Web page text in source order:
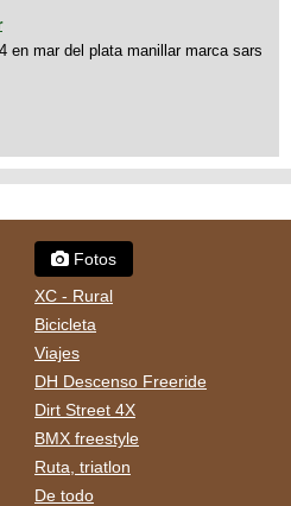
en mar del plata manillar marca sars
Fotos
XC - Rural
Bicicleta
Viajes
DH Descenso Freeride
Dirt Street 4X
BMX freestyle
Ruta, triatlon
De todo